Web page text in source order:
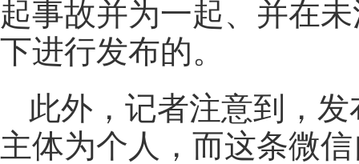
起事故并为一起、并在
下进行发布的。
此外，记者注意到，
主体为个人，而这条微